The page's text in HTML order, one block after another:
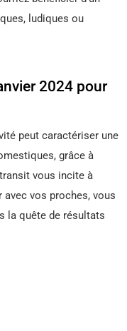
ludiques ou
2024 pour
peut caractériser une
grâce à
vous incite à
avec vos proches, vous
la quête de résultats